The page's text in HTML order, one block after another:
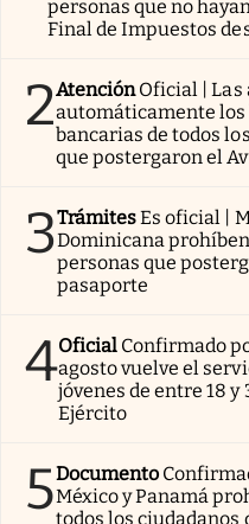
personas que no
Final de Impuestos
2AtenciónOficial |
automáticamente los
bancarias de todos
que postergaron el
3TrámitesEs oficial |
Dominicana
personas que
pasaporte
4Oficial Confirmado
agosto vuelve el
jóvenes de entre 18
Ejército
5Documento
México y Panamá
todos los ciudadanos